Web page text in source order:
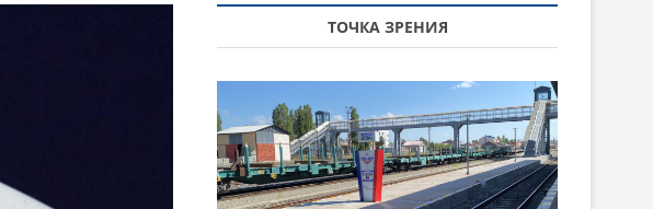
ТОЧКА ЗРЕНИЯ